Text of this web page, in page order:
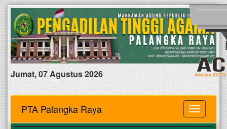
Jumat, 07 Agustus 2026
MENU
PTA Palangka Raya